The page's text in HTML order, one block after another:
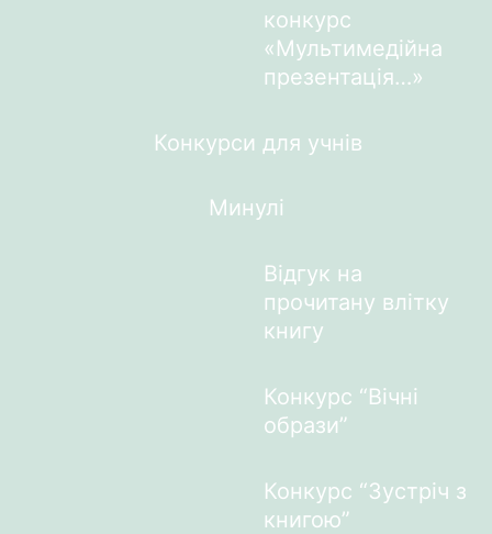
конкурс
«Мультимедійна
презентація…»
Конкурси для учнів
Минулі
Відгук на
прочитану влітку
книгу
Конкурс “Вічні
образи”
Конкурс “Зустріч з
книгою”